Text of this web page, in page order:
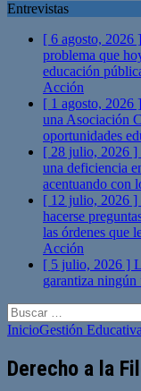
Entrevistas
[ 6 agosto, 2026 ]
problema que
educación
Acción
[ 1 agosto, 2026 ]
una Asociación
oportunidades
[ 28 julio, 2026 ]
una deficiencia
acentuando con
[ 12 julio, 2026 ]
hacerse
las órdenes que
Acción
[ 5 julio, 2026 ]
garantiza
Buscar:
InicioGestión Educativa
Derecho a la